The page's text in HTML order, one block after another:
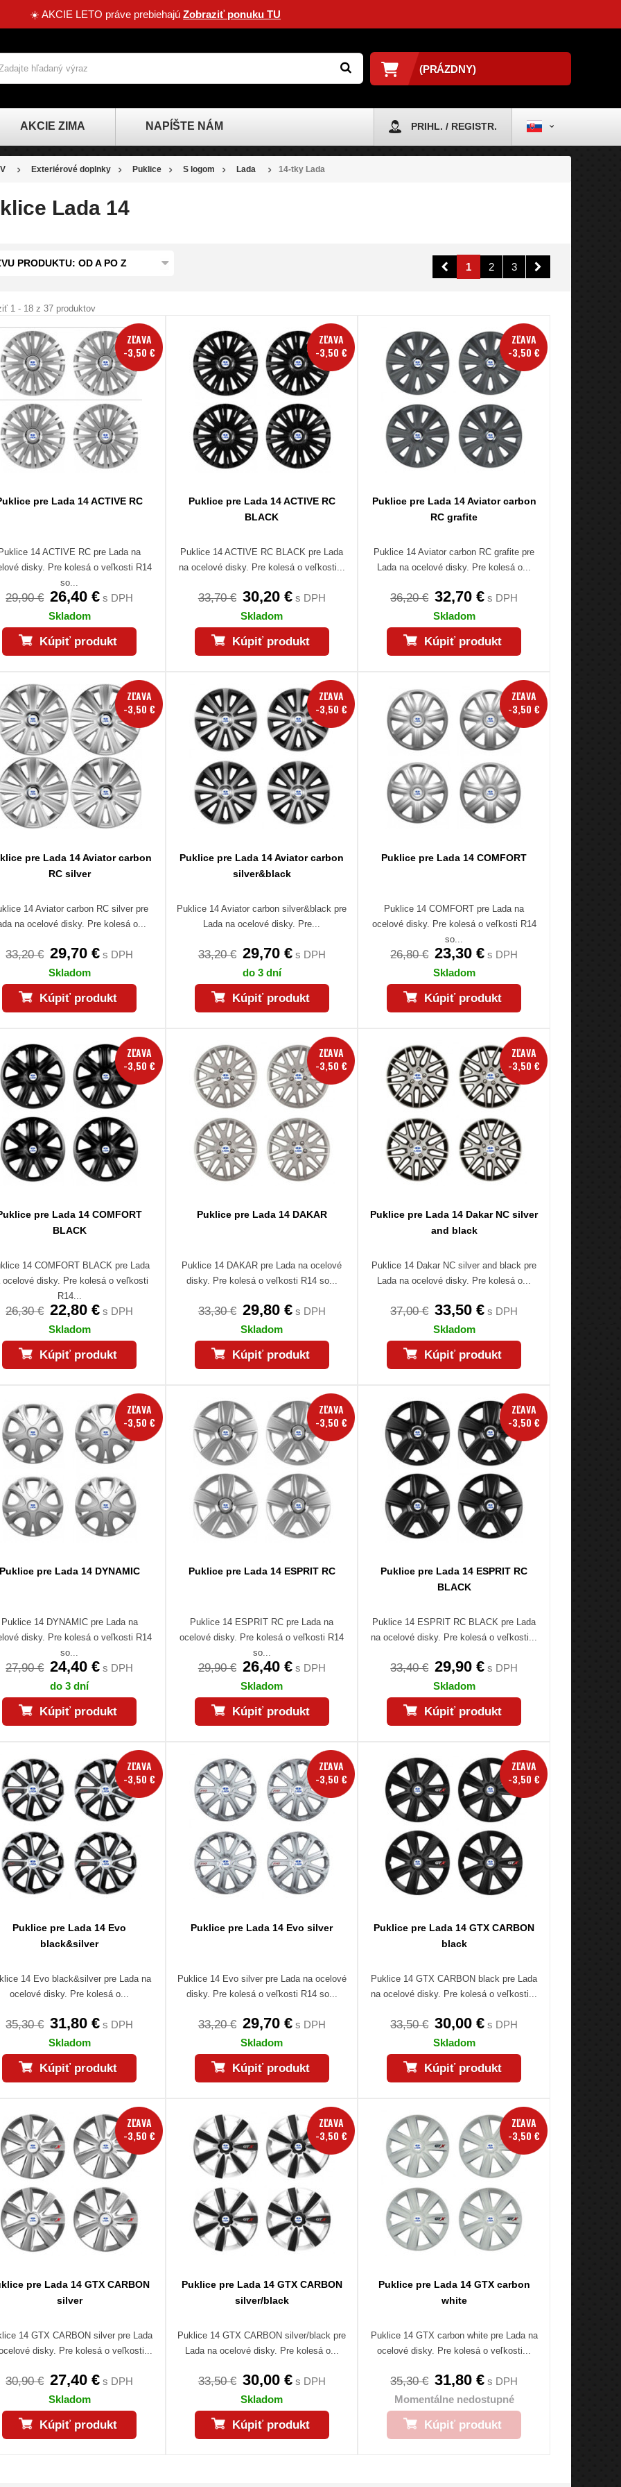
☀️ AKCIE LETO práve prebiehajú Zobraziť ponuku TU
(PRÁZDNY)
AKCIE ZIMA NAPÍŠTE NÁM PRIHL. / REGISTR.
Exteriérové doplnky Puklice S logom Lada 14-tky Lada
Lada 14
PRODUKTU: OD A PO Z 1 2 3
1 - 18 z 37 produktov
ZĽAVA
-3,50 €
pre Lada 14 ACTIVE RC
14 ACTIVE RC pre Lada na
disky. Pre kolesá o veľkosti R14
so...
29,90 € 26,40 € s DPH
Skladom
Kúpiť produkt
ZĽAVA
-3,50 €
Puklice pre Lada 14 ACTIVE RC
BLACK
Puklice 14 ACTIVE RC BLACK pre Lada
na ocelové disky. Pre kolesá o veľkosti...
33,70 € 30,20 €s DPH
Skladom
Kúpiť produkt
ZĽAVA
-3,50 €
Puklice pre Lada 14 Aviator carbon
RC grafite
Puklice 14 Aviator carbon RC grafite pre
Lada na ocelové disky. Pre kolesá o...
36,20 € 32,70 € s DPH
Skladom
Kúpiť produkt
ZĽAVA
-3,50 €
pre Lada 14 Aviator carbon
RC silver
14 Aviator carbon RC silver pre
na ocelové disky. Pre kolesá o...
33,20 € 29,70 € s DPH
Skladom
Kúpiť produkt
ZĽAVA
-3,50 €
Puklice pre Lada 14 Aviator carbon
silver&black
Puklice 14 Aviator carbon silver&black pre
Lada na ocelové disky. Pre...
33,20 € 29,70 €s DPH
do 3 dní
Kúpiť produkt
ZĽAVA
-3,50 €
Puklice pre Lada 14 COMFORT
Puklice 14 COMFORT pre Lada na
ocelové disky. Pre kolesá o veľkosti R14
so...
26,80 € 23,30 € s DPH
Skladom
Kúpiť produkt
ZĽAVA
-3,50 €
pre Lada 14 COMFORT
BLACK
14 COMFORT BLACK pre Lada
ocelové disky. Pre kolesá o veľkosti
R14...
26,30 € 22,80 € s DPH
Skladom
Kúpiť produkt
ZĽAVA
-3,50 €
Puklice pre Lada 14 DAKAR
Puklice 14 DAKAR pre Lada na ocelové
disky. Pre kolesá o veľkosti R14 so...
33,30 € 29,80 €s DPH
Skladom
Kúpiť produkt
ZĽAVA
-3,50 €
Puklice pre Lada 14 Dakar NC silver
and black
Puklice 14 Dakar NC silver and black pre
Lada na ocelové disky. Pre kolesá o...
37,00 € 33,50 € s DPH
Skladom
Kúpiť produkt
ZĽAVA
-3,50 €
pre Lada 14 DYNAMIC
Puklice 14 DYNAMIC pre Lada na
disky. Pre kolesá o veľkosti R14
so...
27,90 € 24,40 € s DPH
do 3 dní
Kúpiť produkt
ZĽAVA
-3,50 €
Puklice pre Lada 14 ESPRIT RC
Puklice 14 ESPRIT RC pre Lada na
ocelové disky. Pre kolesá o veľkosti R14
so...
29,90 € 26,40 €s DPH
Skladom
Kúpiť produkt
ZĽAVA
-3,50 €
Puklice pre Lada 14 ESPRIT RC
BLACK
Puklice 14 ESPRIT RC BLACK pre Lada
na ocelové disky. Pre kolesá o veľkosti...
33,40 € 29,90 € s DPH
Skladom
Kúpiť produkt
ZĽAVA
-3,50 €
Puklice pre Lada 14 Evo
black&silver
14 Evo black&silver pre Lada na
ocelové disky. Pre kolesá o...
35,30 € 31,80 € s DPH
Skladom
Kúpiť produkt
ZĽAVA
-3,50 €
Puklice pre Lada 14 Evo silver
Puklice 14 Evo silver pre Lada na ocelové
disky. Pre kolesá o veľkosti R14 so...
33,20 € 29,70 €s DPH
Skladom
Kúpiť produkt
ZĽAVA
-3,50 €
Puklice pre Lada 14 GTX CARBON
black
Puklice 14 GTX CARBON black pre Lada
na ocelové disky. Pre kolesá o veľkosti...
33,50 € 30,00 € s DPH
Skladom
Kúpiť produkt
ZĽAVA
-3,50 €
pre Lada 14 GTX CARBON
silver
14 GTX CARBON silver pre Lada
disky. Pre kolesá o veľkosti...
30,90 € 27,40 € s DPH
Skladom
Kúpiť produkt
ZĽAVA
-3,50 €
Puklice pre Lada 14 GTX CARBON
silver/black
Puklice 14 GTX CARBON silver/black pre
Lada na ocelové disky. Pre kolesá o...
33,50 € 30,00 €s DPH
Skladom
Kúpiť produkt
ZĽAVA
-3,50 €
Puklice pre Lada 14 GTX carbon
white
Puklice 14 GTX carbon white pre Lada na
ocelové disky. Pre kolesá o veľkosti...
35,30 € 31,80 € s DPH
Momentálne nedostupné
Kúpiť produkt